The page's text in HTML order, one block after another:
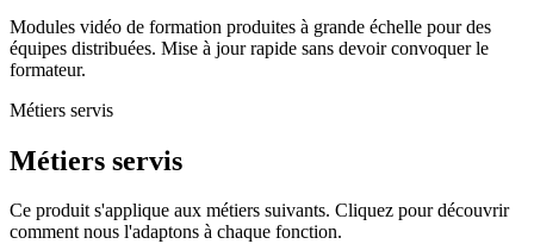
Modules vidéo de formation produites à grande échelle pour des
équipes distribuées. Mise à jour rapide sans devoir convoquer le
formateur.
Métiers servis
Métiers servis
Ce produit s'applique aux métiers suivants. Cliquez pour découvrir
comment nous l'adaptons à chaque fonction.